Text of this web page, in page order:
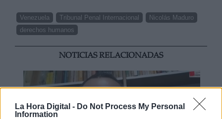
La Hora Digital - Do Not Process My Personal
Information
Venezuela Tribunal Penal Internacional
Nicolás Maduro
derechos humanos
NOTICIAS RELACIONADAS